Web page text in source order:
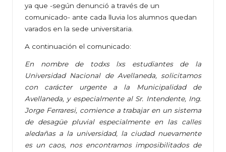
ya que -según denunció a través de un
comunicado- ante cada lluvia los alumnos quedan
varados en la sede universitaria.
A continuación el comunicado:
En nombre de todxs lxs estudiantes de la
Universidad Nacional de Avellaneda, solicitamos
con carácter urgente a la Municipalidad de
Avellaneda, y especialmente al Sr. Intendente, Ing.
Jorge Ferraresi, comience a trabajar en un sistema
de desagüe pluvial especialmente en las calles
aledañas a la universidad, la ciudad nuevamente
es un caos, nos encontramos imposibilitados de